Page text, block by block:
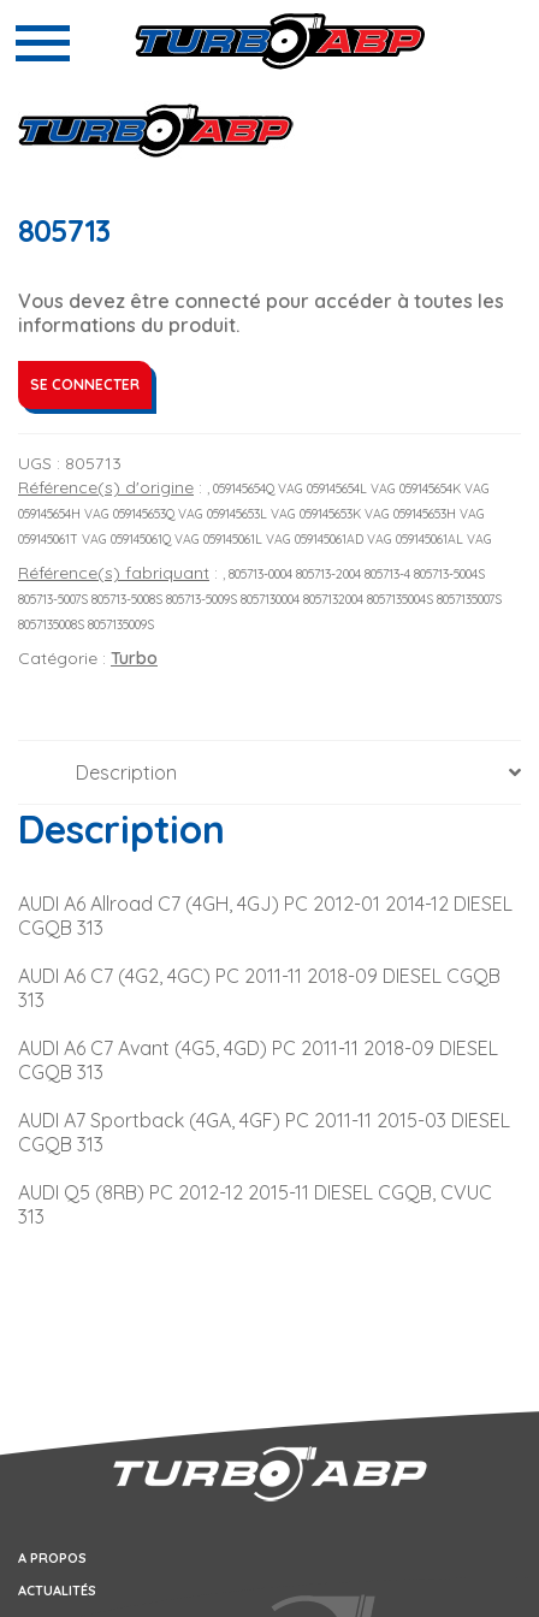
805713
Vous devez être connecté pour accéder à toutes les
informations du produit.
SE CONNECTER
UGS : 805713
Référence(s) d'origine : , 059145654Q VAG 059145654L VAG 059145654K VAG
059145654H VAG 059145653Q VAG 059145653L VAG 059145653K VAG 059145653H VAG
059145061T VAG 059145061Q VAG 059145061L VAG 059145061AD VAG 059145061AL VAG
Référence(s) fabriquant : , 805713-0004 805713-2004 805713-4 805713-5004S
805713-5007S 805713-5008S 805713-5009S 8057130004 8057132004 8057135004S 8057135007S
8057135008S 8057135009S
Catégorie : Turbo
Description
Description
AUDI A6 Allroad C7 (4GH, 4GJ) PC 2012-01 2014-12 DIESEL
CGQB 313
AUDI A6 C7 (4G2, 4GC) PC 2011-11 2018-09 DIESEL CGQB
313
AUDI A6 C7 Avant (4G5, 4GD) PC 2011-11 2018-09 DIESEL
CGQB 313
AUDI A7 Sportback (4GA, 4GF) PC 2011-11 2015-03 DIESEL
CGQB 313
AUDI Q5 (8RB) PC 2012-12 2015-11 DIESEL CGQB, CVUC
313
A PROPOS
ACTUALITÉS